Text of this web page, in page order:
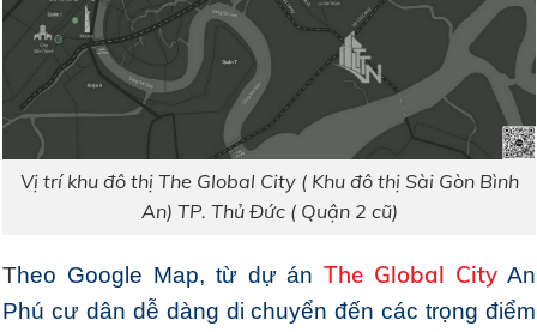
Vị trí khu đô thị The Global City ( Khu đô thị Sài Gòn Bình
An) TP. Thủ Đức ( Quận 2 cũ)
Theo Google Map, từ dự án The Global City An
Phú cư dân dễ dàng di chuyển đến các trọng điểm